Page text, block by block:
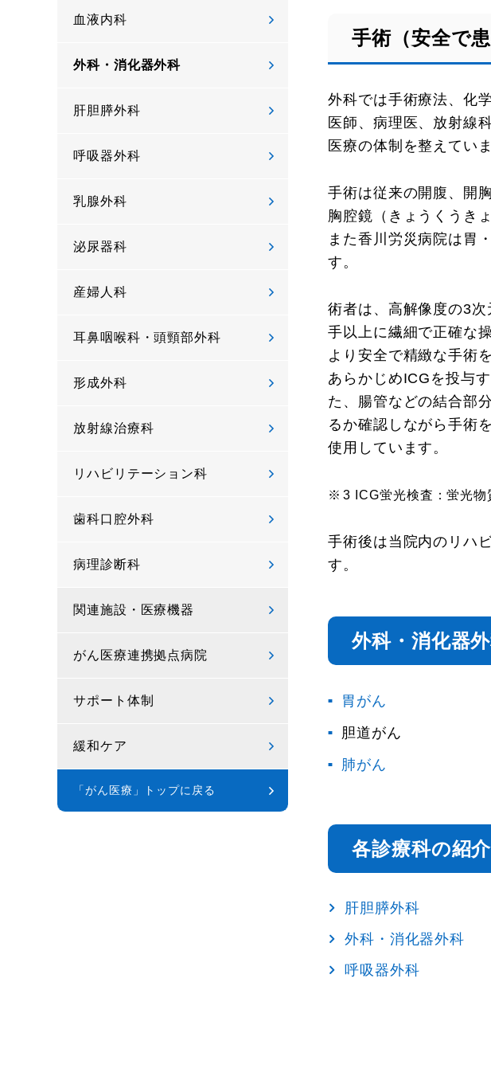
手術（安全で
外科では手術療法、化
医師、病理医、放射線
医療の体制を整えていま
手術は従来の開腹、開
胸腔鏡（きょうくうき
また香川労災病院は胃
す。
術者は、高解像度の3
手以上に繊細で正確な
より安全で精緻な手術
あらかじめICGを投与
た、腸管などの結合部
るか確認しながら手術
使用しています。
3 ICG蛍光検査：蛍光
手術後は当院内のリハ
す。
外科・消化器
胃がん
胆道がん
肺がん
各診療科の紹介
肝胆膵外科
外科・消化器外科
呼吸器外科
血液内科
外科・消化器外科
肝胆膵外科
呼吸器外科
乳腺外科
泌尿器科
産婦人科
耳鼻咽喉科・頭頸部外科
形成外科
放射線治療科
リハビリテーション科
歯科口腔外科
病理診断科
関連施設・医療機器
がん医療連携拠点病院
サポート体制
緩和ケア
「がん医療」トップに戻る